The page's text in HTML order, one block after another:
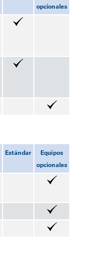
opcionales
Estándar
Equipos
opcionales